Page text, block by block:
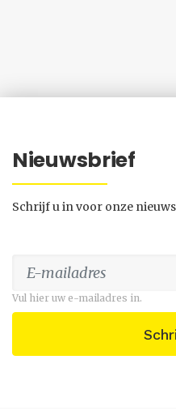
Nieuwsbrief
Schrijf u in voor onze
Vul hier uw e-mailadres in.